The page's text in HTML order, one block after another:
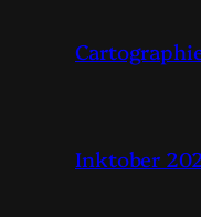
Inktober